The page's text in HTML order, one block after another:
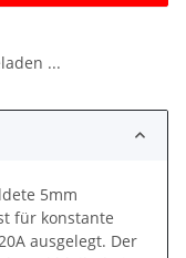
...
5mm
für konstante
ausgelegt. Der